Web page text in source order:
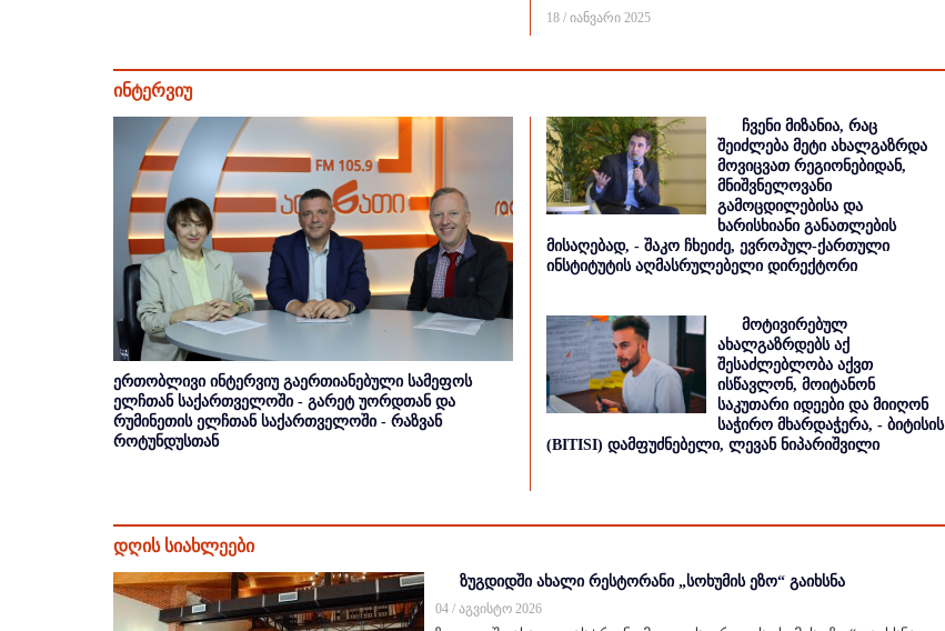
18 / იანვარი 2025
ინტერვიუ
ერთობლივი ინტერვიუ გაერთიანებული სამეფოს
ელჩთან საქართველოში - გარეტ უორდთან და
რუმინეთის ელჩთან საქართველოში - რაზვან
როტუნდუსთან
ჩვენი მიზანია, რაც
შეიძლება მეტი ახალგაზრდა
მოვიცვათ რეგიონებიდან,
მნიშვნელოვანი
გამოცდილებისა და
ხარისხიანი განათლების
მისაღებად, - შაკო ჩხეიძე, ევროპულ-ქართული
ინსტიტუტის აღმასრულებელი დირექტორი
მოტივირებულ
ახალგაზრდებს აქ
შესაძლებლობა აქვთ
ისწავლონ, მოიტანონ
საკუთარი იდეები და მიიღონ
საჭირო მხარდაჭერა, - ბიტისის
(BITISI) დამფუძნებელი, ლევან ნიპარიშვილი
დღის სიახლეები
ზუგდიდში ახალი რესტორანი „სოხუმის ეზო“ გაიხსნა
04 / აგვისტო 2026